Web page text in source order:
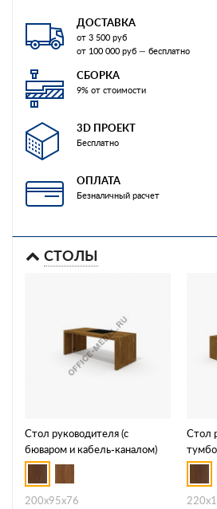
ДОСТАВКА
от 3 500 руб
от 100 000 руб — бесплатно
СБОРКА
9% от стоимости
3D ПРОЕКТ
Бесплатно
ОПЛАТА
Безналичный расчет
СТОЛЫ
Стол руководителя (с
бюваром и кабель-каналом)
Neo-200
200х95х76
Стол